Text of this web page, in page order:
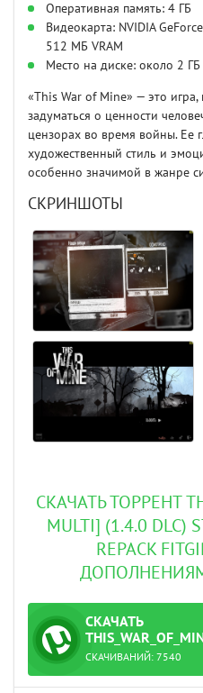
Оперативная память: 4 ГБ
Видеокарта: NVIDIA
512 МБ VRAM
Место на диске: около 2
«This War of Mine» — это игра,
задуматься о ценности
цензорах во время войны. Ее
художественный стиль и
особенно значимой в жанре
СКРИНШОТЫ
СКАЧАТЬ ТОРРЕНТ
MULTI] (1.4.0 DLC)
REPACK
СКАЧАТЬ
ТОРРЕНТ
СКАЧИВАНИЙ: 7540